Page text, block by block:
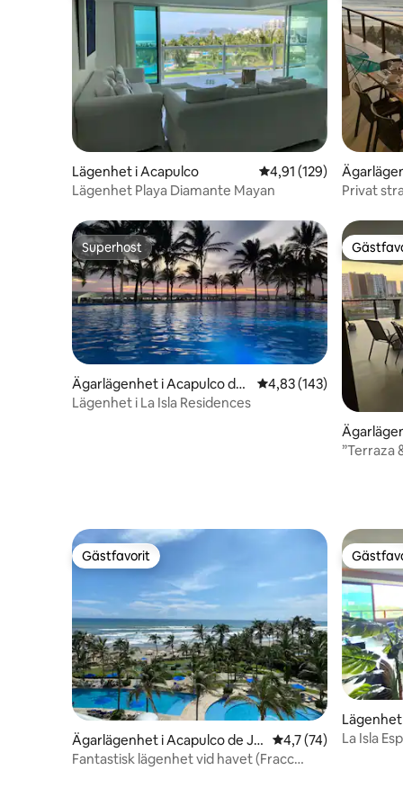
Lägenhet i Acapulco 4,91 av 5 i
4,91 (129)
Lägenhet Playa Diamante Mayan
Juárez
Privat
Superhost
Superhost
Ägarlägenhet i Acapulco de
Juarez
4,83 av 5 i
4,83 (143)
Lägenhet i La Isla Residences
”Terraza
Gästfavorit
Gästfavorit
Ägarlägenhet i Acapulco de Ju
árez
4,7 av 5 i
4,7 (74)
Fantastisk lägenhet vid havet (Fracc
ez
La Isla